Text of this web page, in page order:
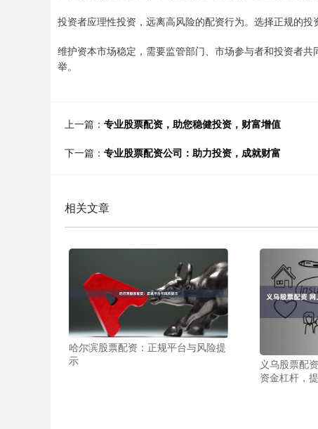
投资者应理性投资，远离高风险的配资行为。选择正规的
维护资本市场稳定，需要监管部门、市场参与者和投资者
举。
上一篇： 专业股票配资，助您稳健投资，财富增值
下一篇： 专业股票配资公司：助力投资，成就财富
相关文章
哈尔滨股票配资：正规平台与风险提
示
义乌股票配
资金杠杆，